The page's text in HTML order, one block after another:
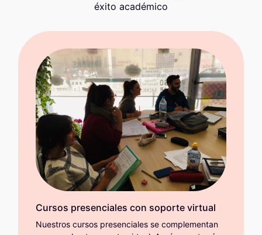
éxito académico
Cursos presenciales con soporte virtual
Nuestros cursos presenciales se complementan